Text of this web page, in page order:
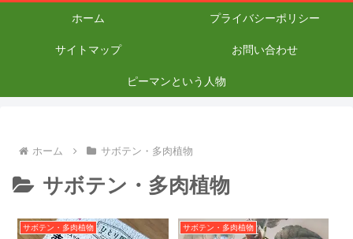
ホーム プライバシーポリシー
サイトマップ お問い合わせ
ピーマンという人物
ホーム サボテン・多肉植物
サボテン・多肉植物
サボテン・多肉植物 サボテン・多肉植物